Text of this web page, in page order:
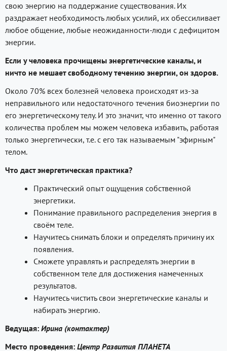
свою энергию на поддержание существования. Их
раздражает необходимость любых усилий, их обессиливает
любое общение, любые неожиданности-люди с дефицитом
энергии.
Если у человека прочищены энергетические каналы, и
ничто не мешает свободному течению энергии, он здоров.
Около 70% всех болезней человека происходят из-за
неправильного или недостаточного течения биоэнергии по
его энергетическому телу. И это значит, что именно от такого
количества проблем мы можем человека избавить, работая
только энергетически, т.е. с его так называемым "эфирным"
телом.
Что даст энергетическая практика?
Практический опыт ощущения собственной
энергетики.
Понимание правильного распределения энергия в
своём теле.
Научитесь снимать блоки и определять причину их
появления.
Сможете управлять и распределять энергии в
собственном теле для достижения намеченных
результатов.
Научитесь чистить свои энергетические каналы и
набирать энергию.
Ведущая: Ирина (контактер)
Место проведения: Центр Развития ПЛАНЕТА